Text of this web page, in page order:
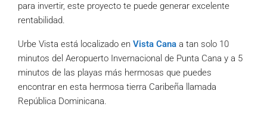
para invertir, este proyecto te puede generar excelente
rentabilidad.
Urbe Vista está localizado en Vista Cana a tan solo 10
minutos del Aeropuerto Invernacional de Punta Cana y a 5
minutos de las playas más hermosas que puedes
encontrar en esta hermosa tierra Caribeña llamada
República Dominicana.